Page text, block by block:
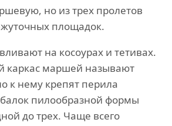
но из трех пролетов
площадок.
на косоурах и тетивах.
каркас маршей называют
к нему крепят перила
пилообразной формы
до трех. Чаще всего